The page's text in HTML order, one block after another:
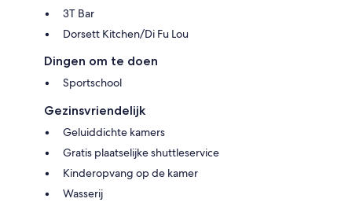
3T Bar
Dorsett Kitchen/Di Fu Lou
Dingen om te doen
Sportschool
Gezinsvriendelijk
Geluiddichte kamers
Gratis plaatselijke shuttleservice
Kinderopvang op de kamer
Wasserij